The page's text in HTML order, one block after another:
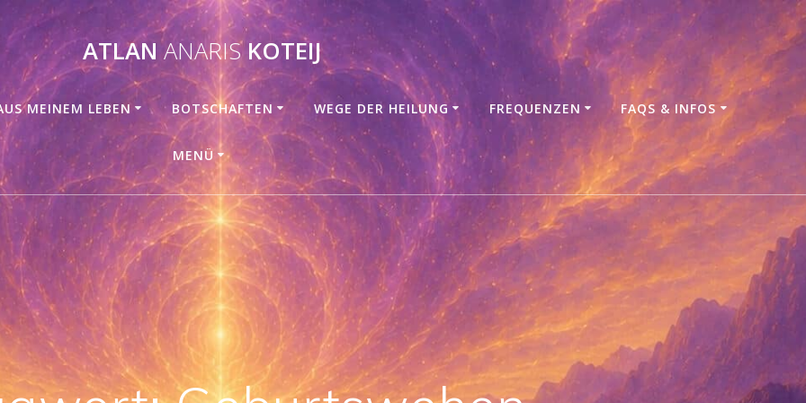
ATLANANARISKOTEIJ
MEINEM LEBEN BOTSCHAFTEN WEGE DER HEILUNG FREQUENZEN FAQS & INFOS
MENÜ